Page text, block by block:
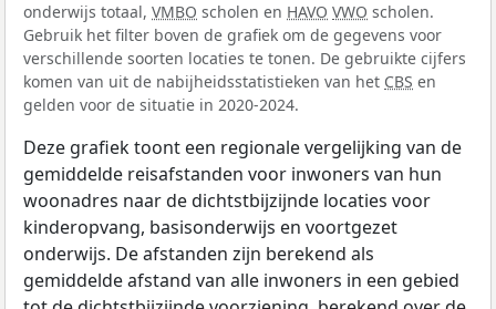
onderwijs totaal, VMBO scholen en HAVO VWO scholen.
Gebruik het filter boven de grafiek om de gegevens voor
verschillende soorten locaties te tonen. De gebruikte cijfers
komen van uit de nabijheidsstatistieken van het CBS en
gelden voor de situatie in 2020-2024.
Deze grafiek toont een regionale vergelijking van de
gemiddelde reisafstanden voor inwoners van hun
woonadres naar de dichtstbijzijnde locaties voor
kinderopvang, basisonderwijs en voortgezet
onderwijs. De afstanden zijn berekend als
gemiddelde afstand van alle inwoners in een gebied